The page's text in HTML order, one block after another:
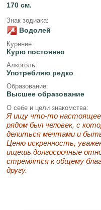
170 см.
Знак зодиака:
Водолей
Курение:
Курю постоянно
Алкоголь:
Употребляю редко
Образование:
Высшее образование
О себе и цели знакомства:
Я ищу что-то настоящее
рядом был человек, с
делиться мечтами и
Ценю искренность,
ищешь долгосрочные
стремятся к общему
другу.